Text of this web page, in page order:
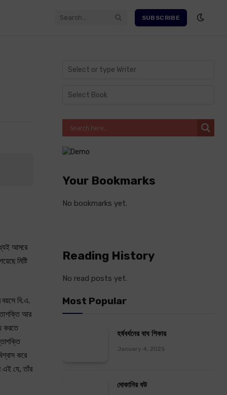
SUBSCRIBE
আসরে
মিষ্টি
বয়সে বি.এ.
আর
করতে
করে
এই যে, তাঁর
Your Bookmarks
No bookmarks yet.
Reading History
No read posts yet.
Most Popular
হর্ষবর্ধনের বাঘ শিকার
January 4, 2025
দোকানির বউ